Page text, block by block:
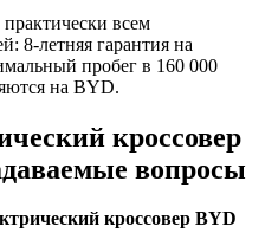
всем
8-летняя гарантия на
пробег в 160 000
на BYD.
кроссовер
вопросы
кроссовер BYD